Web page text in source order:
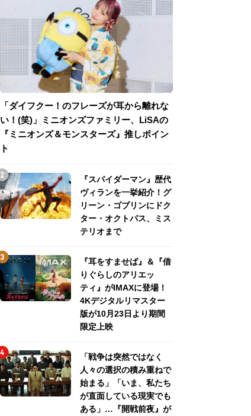
「ダイフクー！のフレーズが耳から離れな
い！(笑)」ミニオンズファミリー、LiSAの
『ミニオンズ＆モンスターズ』推しポイン
ト
『スパイダーマン』歴代
ヴィランを一挙紹介！グ
リーン・ゴブリンにドク
ター・オクトパス、ミス
テリオまで
『耳をすませば』＆『借
りぐらしのアリエッ
ティ』がIMAXに登場！
4Kデジタルリマスター
版が10月23日より期間
限定上映
「戦争は突然ではなく
人々の選択の積み重ねで
始まる」「いま、私たち
が直面している現実でも
ある」…『開戦前夜』が